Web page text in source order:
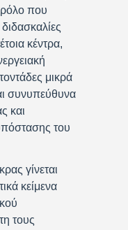
που
κέντρα,
μικρά
συνυπεύθυνα
και
του
γίνεται
κείμενα
τους